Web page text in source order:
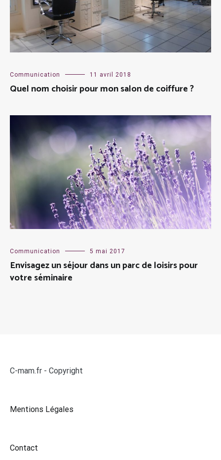
Communication 11 avril 2018
Quel nom choisir pour mon salon de coiffure ?
Communication 5 mai 2017
Envisagez un séjour dans un parc de loisirs pour
votre séminaire
C-mam.fr - Copyright
Mentions Légales
Contact